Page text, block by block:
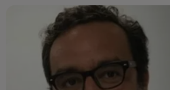
lauréat de trois récompenses au
Calvados-Normandie